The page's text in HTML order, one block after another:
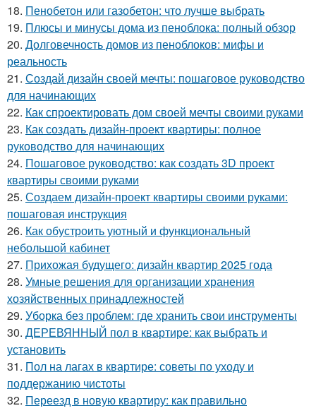
18. Пенобетон или газобетон: что лучше выбрать
19. Плюсы и минусы дома из пеноблока: полный обзор
20. Долговечность домов из пеноблоков: мифы и
реальность
21. Создай дизайн своей мечты: пошаговое руководство
для начинающих
22. Как спроектировать дом своей мечты своими руками
23. Как создать дизайн-проект квартиры: полное
руководство для начинающих
24. Пошаговое руководство: как создать 3D проект
квартиры своими руками
25. Создаем дизайн-проект квартиры своими руками:
пошаговая инструкция
26. Как обустроить уютный и функциональный
небольшой кабинет
27. Прихожая будущего: дизайн квартир 2025 года
28. Умные решения для организации хранения
хозяйственных принадлежностей
29. Уборка без проблем: где хранить свои инструменты
30. ДЕРЕВЯННЫЙ пол в квартире: как выбрать и
установить
31. Пол на лагах в квартире: советы по уходу и
поддержанию чистоты
32. Переезд в новую квартиру: как правильно